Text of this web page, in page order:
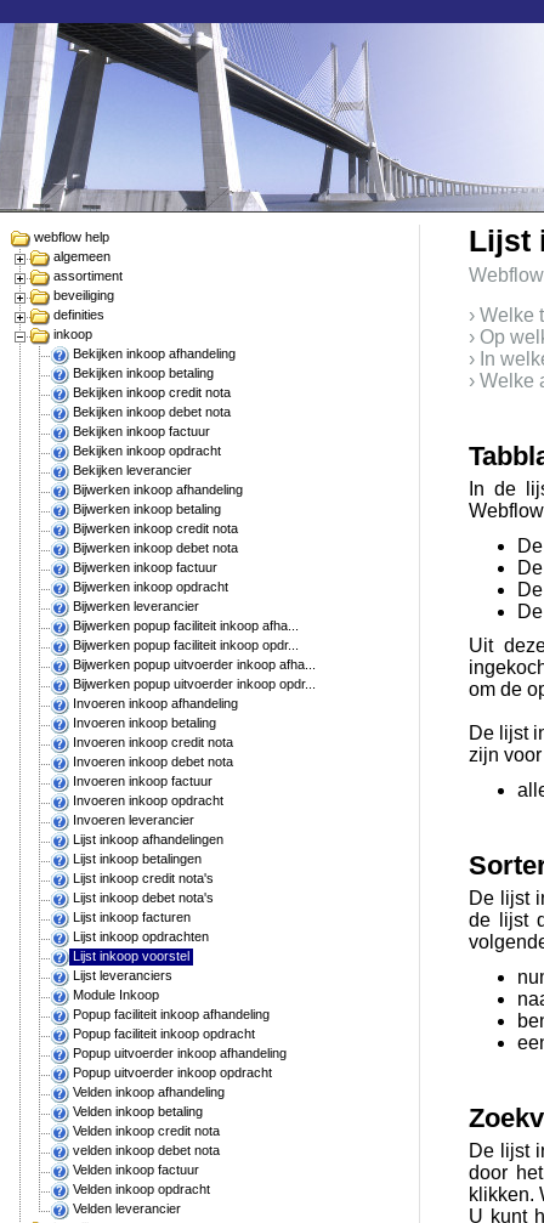
webflow help
algemeen
assortiment
beveiliging
definities
inkoop
Bekijken inkoop afhandeling
Bekijken inkoop betaling
Bekijken inkoop credit nota
Bekijken inkoop debet nota
Bekijken inkoop factuur
Bekijken inkoop opdracht
Bekijken leverancier
Bijwerken inkoop afhandeling
Bijwerken inkoop betaling
Bijwerken inkoop credit nota
Bijwerken inkoop debet nota
Bijwerken inkoop factuur
Bijwerken inkoop opdracht
Bijwerken leverancier
Bijwerken popup faciliteit inkoop afha...
Bijwerken popup faciliteit inkoop opdr...
Bijwerken popup uitvoerder inkoop afha...
Bijwerken popup uitvoerder inkoop opdr...
Invoeren inkoop afhandeling
Invoeren inkoop betaling
Invoeren inkoop credit nota
Invoeren inkoop debet nota
Invoeren inkoop factuur
Invoeren inkoop opdracht
Invoeren leverancier
Lijst inkoop afhandelingen
Lijst inkoop betalingen
Lijst inkoop credit nota's
Lijst inkoop debet nota's
Lijst inkoop facturen
Lijst inkoop opdrachten
Lijst inkoop voorstel
Lijst leveranciers
Module Inkoop
Popup faciliteit inkoop afhandeling
Popup faciliteit inkoop opdracht
Popup uitvoerder inkoop afhandeling
Popup uitvoerder inkoop opdracht
Velden inkoop afhandeling
Velden inkoop betaling
Velden inkoop credit nota
velden inkoop debet nota
Velden inkoop factuur
Velden inkoop opdracht
Velden leverancier
Lijst
Webflow
› Welke
› Op
› In
› Welke
In de
Uit
om de
De lijst
zijn
De lijst
de lijst
De lijst
door
klikken.
U kunt